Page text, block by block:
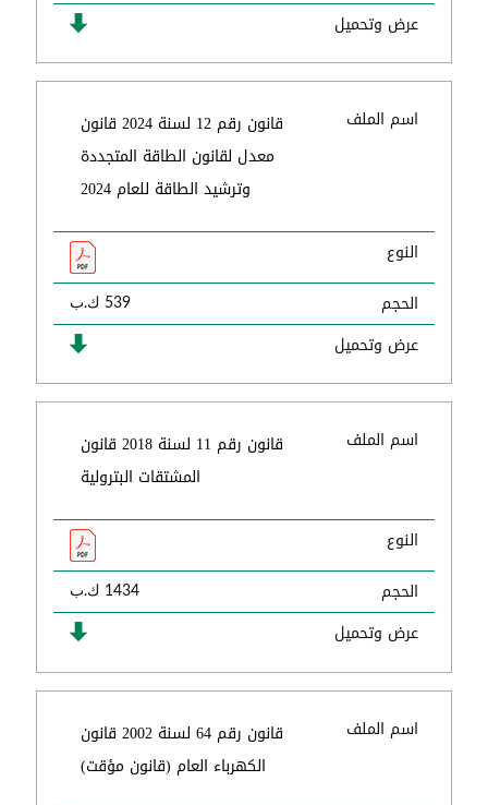
عرض وتحميل
اسم الملف
قانون رقم 12 لسنة 2024 قانون
معدل لقانون الطاقة المتجددة
وترشيد الطاقة للعام 2024
النوع
الحجم
539 ك.ب
عرض وتحميل
اسم الملف
قانون رقم 11 لسنة 2018 قانون
المشتقات البترولية
النوع
الحجم
1434 ك.ب
عرض وتحميل
اسم الملف
قانون رقم 64 لسنة 2002 قانون
الكهرباء العام (قانون مؤقت)